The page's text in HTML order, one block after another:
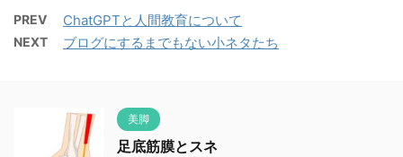
PREV ChatGPTと人間教育について
NEXT ブログにするまでもない小ネタたち
美脚
足底筋膜とスネ